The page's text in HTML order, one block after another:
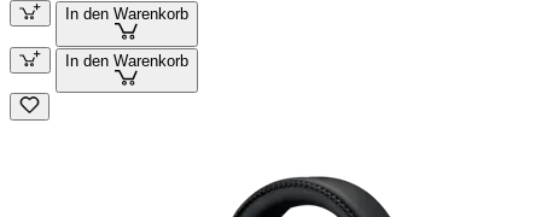
In den Warenkorb
In den Warenkorb